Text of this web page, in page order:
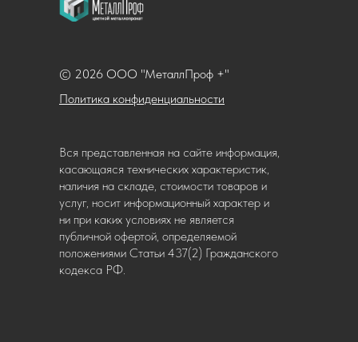
Политика конфиденциальности
© 2026 ООО "МеталлПроф +"
Вся представленная на сайте информация,
касающаяся технических характеристик,
наличия на складе, стоимости товаров и
услуг, носит информационный характер и
ни при каких условиях не является
публичной офертой, определяемой
положениями Статьи 437(2) Гражданского
кодекса РФ.